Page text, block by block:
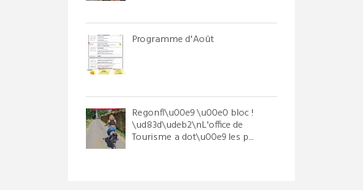
Programme d'Août
Regonfl\u00e9 \u00e0 bloc !
\ud83d\udeb2\nL'office de
Tourisme a dot\u00e9 les p...